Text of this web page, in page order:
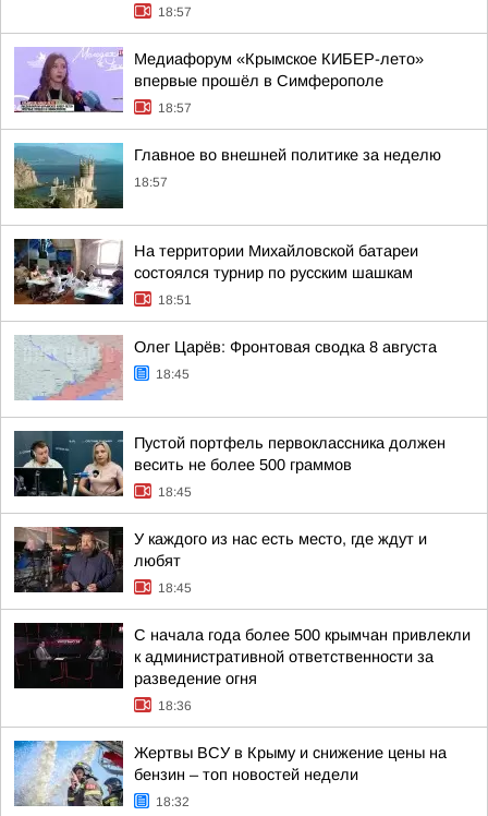
18:57
Медиафорум «Крымское КИБЕР-лето»
впервые прошёл в Симферополе
18:57
Главное во внешней политике за неделю
18:57
На территории Михайловской батареи
состоялся турнир по русским шашкам
18:51
Олег Царёв: Фронтовая сводка 8 августа
18:45
Пустой портфель первоклассника должен
весить не более 500 граммов
18:45
У каждого из нас есть место, где ждут и
любят
18:45
С начала года более 500 крымчан привлекли
к административной ответственности за
разведение огня
18:36
Жертвы ВСУ в Крыму и снижение цены на
бензин – топ новостей недели
18:32